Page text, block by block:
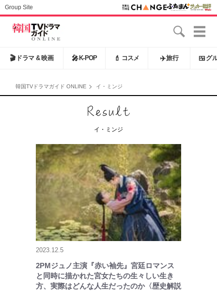
Group Site
🎬 ドラマ & 映画 🎤 K-POP 💄 コスメ ✈️旅行 🍱 グ
韓国TVドラマガイド ONLINE イ・ミンジ
イ・ミンジ
2023.12.5
2PMジュノ主演『赤い袖先』宮廷ロマンス
と同時に描かれた宮女たちの生々しい生き
方、実際はどんな人生だったのか〈歴史解説